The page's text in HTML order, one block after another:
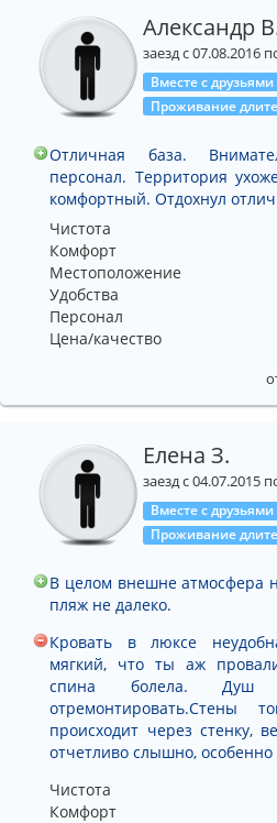
Александр
заезд с 07.08.2016
Вместе с друзьями
Проживание
Отличная база.
персонал. Территория
комфортный. Отдохнул
Чистота
Комфорт
Местоположение
Удобства
Персонал
Цена/качество
Елена З.
заезд с 04.07.2015
Вместе с друзьями
Проживание
В целом внешне атмосфера
пляж не далеко.
Кровать в люксе
мягкий, что ты аж
спина болела.
отремонтировать.Стены
происходит через стенку,
отчетливо слышно,
Чистота
Комфорт